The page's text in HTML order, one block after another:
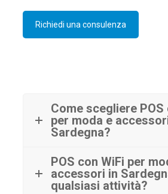
Richiedi una consulenza
Come scegliere POS
per moda e
Sardegna?
POS con WiFi per
accessori in
qualsiasi attività?